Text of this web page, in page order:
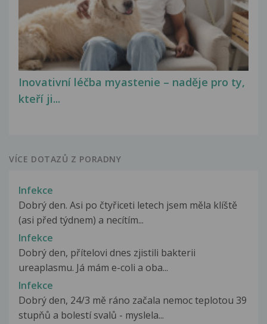
Inovativní léčba myastenie – naděje pro ty,
kteří ji...
VÍCE DOTAZŮ Z PORADNY
Infekce
Dobrý den. Asi po čtyřiceti letech jsem měla klíště
(asi před týdnem) a necítím...
Infekce
Dobrý den, přítelovi dnes zjistili bakterii
ureaplasmu. Já mám e-coli a oba...
Infekce
Dobrý den, 24/3 mě ráno začala nemoc teplotou 39
stupňů a bolestí svalů - myslela...